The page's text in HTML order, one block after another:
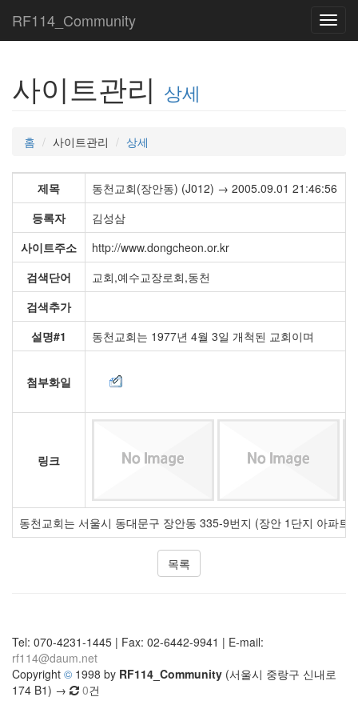
RF114_Community
사이트관리 상세
홈 사이트관리 상세
제목
동천교회(장안동) (J012) → 2005.09.01 21:46:56
등록자
김성삼
사이트주소
http://www.dongcheon.or.kr
검색단어
교회,예수교장로회,동천
검색추가
설명#1
동천교회는 1977년 4월 3일 개척된 교회이며
첨부화일
링크
동천교회는 서울시 동대문구 장안동 335-9번지 (장안 1단지 아파
목록
Tel: 070-4231-1445 | Fax: 02-6442-9941 | E-mail:
rf114@daum.net
Copyright © 1998 by RF114_Community (서울시 중랑구 신내로
174 B1) →
0건